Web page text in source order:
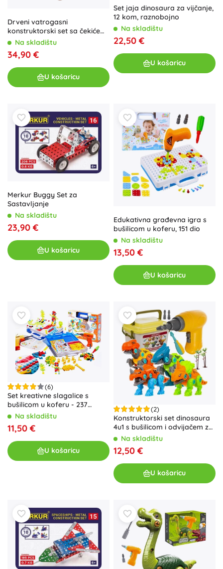
Drveni vatrogasni
konstruktorski set sa čekićem
LUCY & LEO
Na skladištu
34,90 €
U košaricu
Set jaja dinosaura za vijčanje,
12 kom, raznobojno
Na skladištu
22,50 €
U košaricu
Merkur Buggy Set za
Sastavljanje
Na skladištu
23,90 €
U košaricu
Edukativna građevna igra s
bušilicom u koferu, 151 dio
Na skladištu
13,50 €
U košaricu
(6)
Set kreativne slagalice s
bušilicom u koferu - 237
dijelova
Na skladištu
11,50 €
U košaricu
(2)
Konstruktorski set dinosaura
4u1 s bušilicom i odvijačem za
djecuNa skladištu
12,50 €
U košaricu